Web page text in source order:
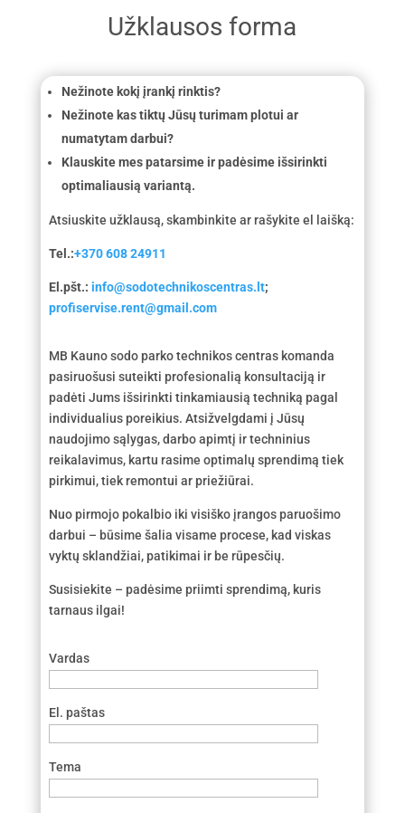
Užklausos forma
Nežinote kokį įrankį rinktis?
Nežinote kas tiktų Jūsų turimam plotui ar
numatytam darbui?
Klauskite mes patarsime ir padėsime išsirinkti
optimaliausią variantą.
Atsiuskite užklausą, skambinkite ar rašykite el laišką:
Tel.:+370 608 24911
El.pšt.: info@sodotechnikoscentras.lt;
profiservise.rent@gmail.com
MB Kauno sodo parko technikos centras komanda
pasiruošusi suteikti profesionalią konsultaciją ir
padėti Jums išsirinkti tinkamiausią techniką pagal
individualius poreikius. Atsižvelgdami į Jūsų
naudojimo sąlygas, darbo apimtį ir techninius
reikalavimus, kartu rasime optimalų sprendimą tiek
pirkimui, tiek remontui ar priežiūrai.
Nuo pirmojo pokalbio iki visiško įrangos paruošimo
darbui – būsime šalia visame procese, kad viskas
vyktų sklandžiai, patikimai ir be rūpesčių.
Susisiekite – padėsime priimti sprendimą, kuris
tarnaus ilgai!
Vardas
El. paštas
Tema